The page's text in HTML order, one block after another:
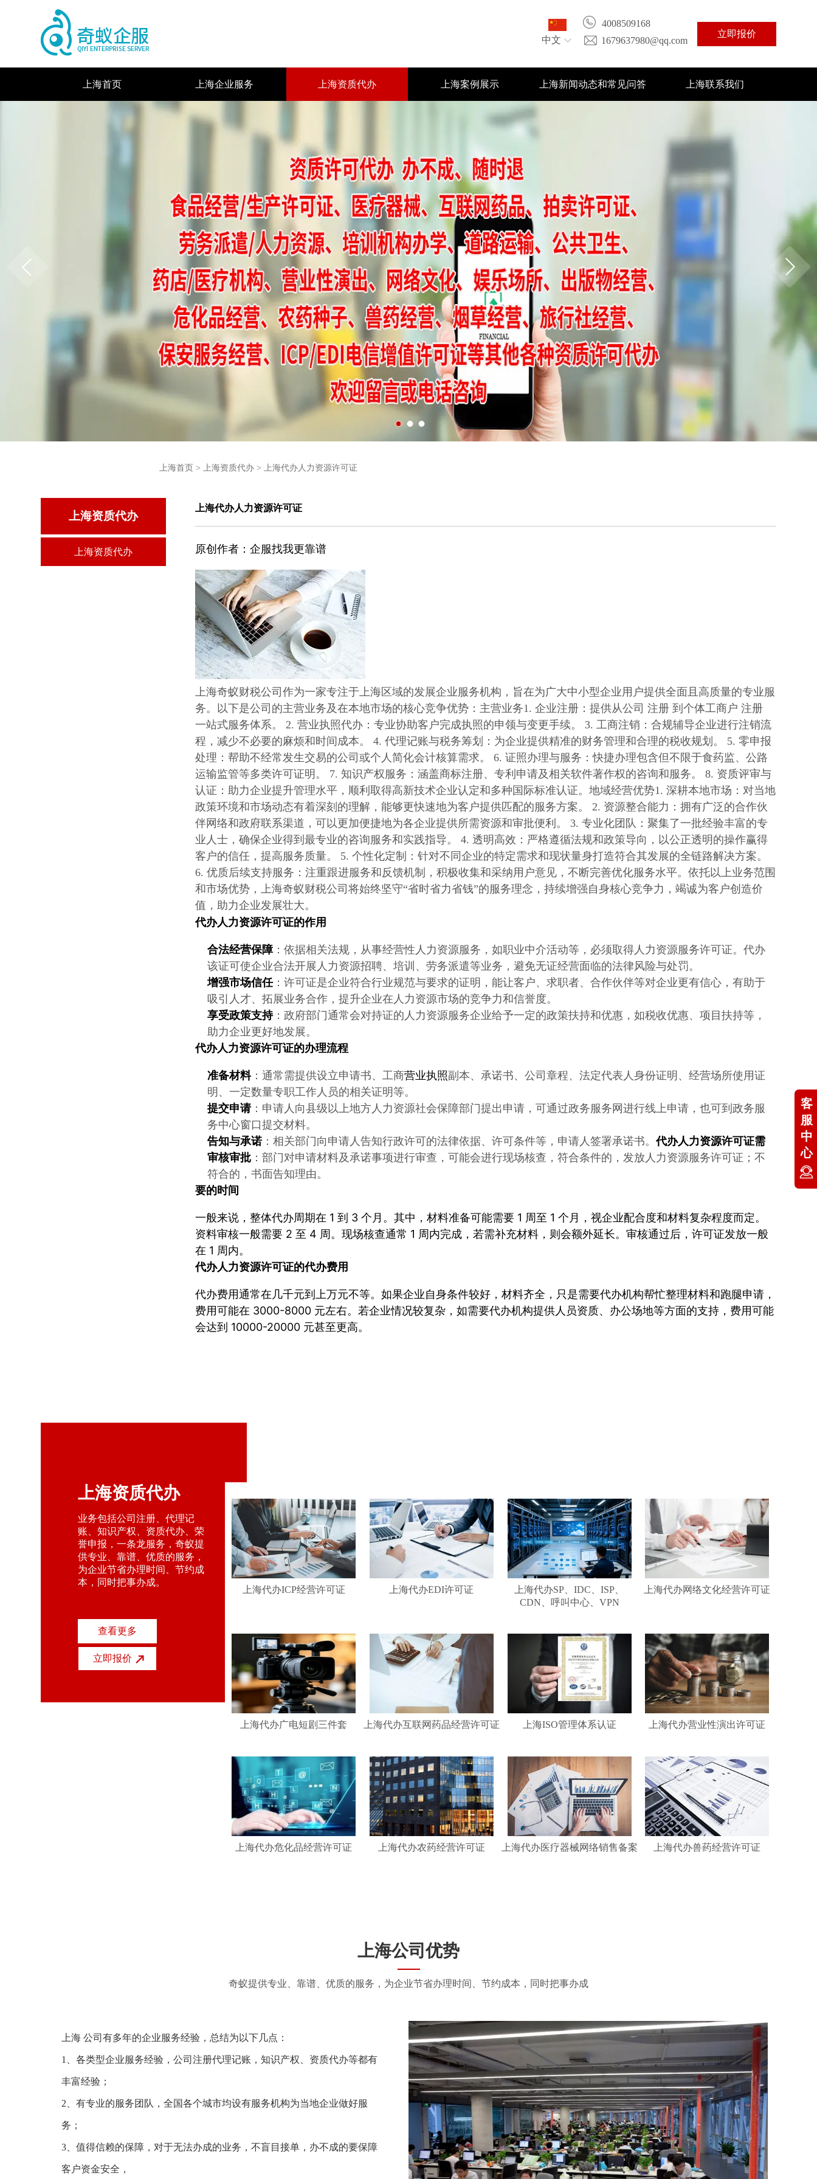
中文
4008509168
1679637980@qq.com
立即报价
上海首页 上海企业服务 上海资质代办 上海案例展示 上海新闻动态和常见问答 上海联系我们
上海首页 > 上海资质代办> 上海代办人力资源许可证
上海资质代办
上海资质代办
上海代办人力资源许可证
原创作者：企服找我更靠谱
上海奇蚁财税公司作为一家专注于上海区域的发展企业服务机构，旨在为广大中小型企业用户提供全面且高质量的专业服
务。以下是公司的主营业务及在本地市场的核心竞争优势：主营业务1. 企业注册：提供从公司 注册 到个体工商户 注册
一站式服务体系。 2. 营业执照代办：专业协助客户完成执照的申领与变更手续。 3. 工商注销：合规辅导企业进行注销流
程，减少不必要的麻烦和时间成本。 4. 代理记账与税务筹划：为企业提供精准的财务管理和合理的税收规划。 5. 零申报
处理：帮助不经常发生交易的公司或个人简化会计核算需求。 6. 证照办理与服务：快捷办理包含但不限于食药监、公路
运输监管等多类许可证明。 7. 知识产权服务：涵盖商标注册、专利申请及相关软件著作权的咨询和服务。 8. 资质评审与
认证：助力企业提升管理水平，顺利取得高新技术企业认定和多种国际标准认证。地域经营优势1. 深耕本地市场：对当地
政策环境和市场动态有着深刻的理解，能够更快速地为客户提供匹配的服务方案。 2. 资源整合能力：拥有广泛的合作伙
伴网络和政府联系渠道，可以更加便捷地为各企业提供所需资源和审批便利。 3. 专业化团队：聚集了一批经验丰富的专
业人士，确保企业得到最专业的咨询服务和实践指导。 4. 透明高效：严格遵循法规和政策导向，以公正透明的操作赢得
客户的信任，提高服务质量。 5. 个性化定制：针对不同企业的特定需求和现状量身打造符合其发展的全链路解决方案。
6. 优质后续支持服务：注重跟进服务和反馈机制，积极收集和采纳用户意见，不断完善优化服务水平。依托以上业务范围
和市场优势，上海奇蚁财税公司将始终坚守“省时省力省钱”的服务理念，持续增强自身核心竞争力，竭诚为客户创造价
值，助力企业发展壮大。
代办人力资源许可证的作用
合法经营保障：依据相关法规，从事经营性人力资源服务，如职业中介活动等，必须取得人力资源服务许可证。代办
该证可使企业合法开展人力资源招聘、培训、劳务派遣等业务，避免无证经营面临的法律风险与处罚。
增强市场信任：许可证是企业符合行业规范与要求的证明，能让客户、求职者、合作伙伴等对企业更有信心，有助于
吸引人才、拓展业务合作，提升企业在人力资源市场的竞争力和信誉度。
享受政策支持：政府部门通常会对持证的人力资源服务企业给予一定的政策扶持和优惠，如税收优惠、项目扶持等，
助力企业更好地发展。
代办人力资源许可证的办理流程
准备材料：通常需提供设立申请书、工商营业执照副本、承诺书、公司章程、法定代表人身份证明、经营场所使用证
明、一定数量专职工作人员的相关证明等。
提交申请：申请人向县级以上地方人力资源社会保障部门提出申请，可通过政务服务网进行线上申请，也可到政务服
务中心窗口提交材料。
告知与承诺：相关部门向申请人告知行政许可的法律依据、许可条件等，申请人签署承诺书。
审核审批 ：部门对申请材料及承诺事项进行审查，可能会进行现场核查，符合条件的，发放人力资源服务许可证；不
符合的，书面告知理由。
代办人力资源许可证需
要的时间
一般来说，整体代办周期在 1 到 3 个月。其中，材料准备可能需要 1 周至 1 个月，视企业配合度和材料复杂程度而定。
资料审核一般需要 2 至 4 周。现场核查通常 1 周内完成，若需补充材料，则会额外延长。审核通过后，许可证发放一般
在 1 周内。
代办人力资源许可证的代办费用
代办费用通常在几千元到上万元不等。如果企业自身条件较好，材料齐全，只是需要代办机构帮忙整理材料和跑腿申请，
费用可能在 3000-8000 元左右。若企业情况较复杂，如需要代办机构提供人员资质、办公场地等方面的支持，费用可能
会达到 10000-20000 元甚至更高。
上海资质代办
业务包括公司注册、代理记
账、知识产权、资质代办、荣
誉申报，一条龙服务，奇蚁提
供专业、靠谱、优质的服务，
为企业节省办理时间、节约成
本，同时把事办成。
查看更多
立即报价
上海代办ICP经营许可证 上海代办EDI许可证
上海代办SP、IDC、ISP、
CDN、呼叫中心、VPN
上海代办网络文化经营许可证
上海代办广电短剧三件套 上海代办互联网药品经营许可证 上海ISO管理体系认证 上海代办营业性演出许可证
上海代办危化品经营许可证 上海代办农药经营许可证 上海代办医疗器械网络销售备案 上海代办兽药经营许可证
上海公司优势
奇蚁提供专业、靠谱、优质的服务，为企业节省办理时间、节约成本，同时把事办成
上海 公司有多年的企业服务经验，总结为以下几点：
1、各类型企业服务经验，公司注册代理记账，知识产权、资质代办等都有
丰富经验；
2、有专业的服务团队，全国各个城市均设有服务机构为当地企业做好服
务；
3、值得信赖的保障，对于无法办成的业务，不盲目接单，办不成的要保障
客户资金安全，
客
服
中
心